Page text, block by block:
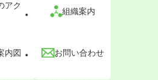
アク
組織案内
内図 お問い合わせ